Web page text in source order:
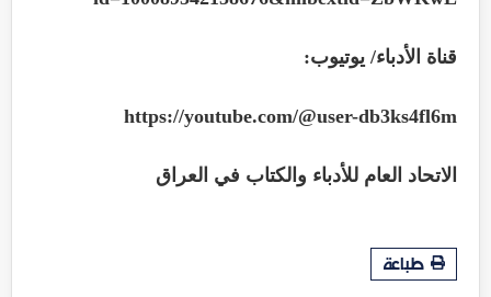
قناة الأدباء/ يوتيوب:
https://youtube.com/@user-db3ks4fl6m
الاتحاد العام للأدباء والكتاب في العراق
طباعة